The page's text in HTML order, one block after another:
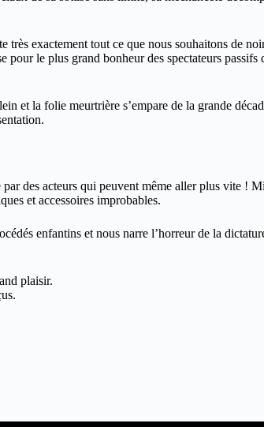
très exactement tout ce que nous souhaitons de
pour le plus grand bonheur des spectateurs
et la folie meurtrière s’empare de la grande
des acteurs qui peuvent même aller plus vite !
et accessoires improbables.
enfantins et nous narre l’horreur de la
plaisir.